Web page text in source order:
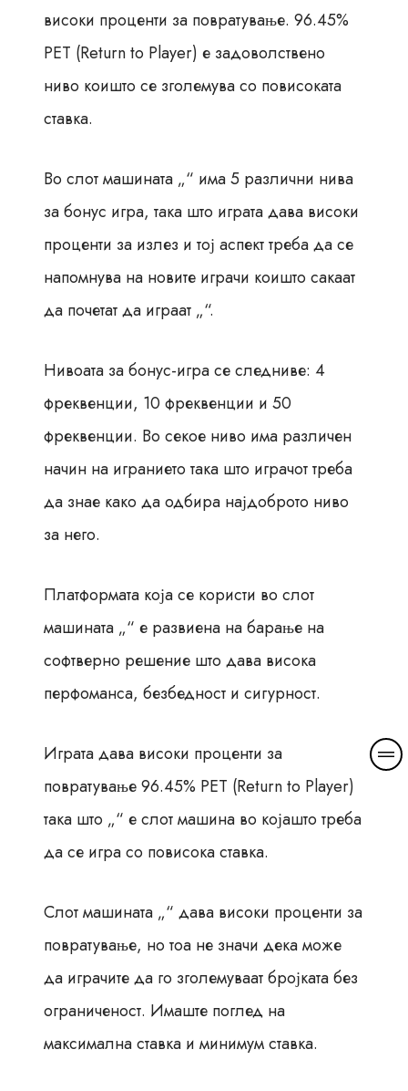
високи проценти за повратување. 96.45%
РЕТ (Return to Player) е задоволствено
ниво коишто се зголемува со повисоката
ставка.
Во слот машината „“ има 5 различни нива
за бонус игра, така што играта дава високи
проценти за излез и тој аспект треба да се
напомнува на новите играчи коишто сакаат
да почетат да играат „“.
Нивоата за бонус-игра се следниве: 4
фреквенции, 10 фреквенции и 50
фреквенции. Во секое ниво има различен
начин на игранието така што играчот треба
да знае како да одбира најдоброто ниво
за него.
Платформата која се користи во слот
машината „“ е развиена на барање на
софтверно решение што дава висока
перфоманса, безбедност и сигурност.
Играта дава високи проценти за
повратување 96.45% РЕТ (Return to Player)
така што „“ е слот машина во којашто треба
да се игра со повисока ставка.
Слот машината „“ дава високи проценти за
повратување, но тоа не значи дека може
да играчите да го зголемуваат бројката без
ограниченост. Имаште поглед на
максимална ставка и минимум ставка.